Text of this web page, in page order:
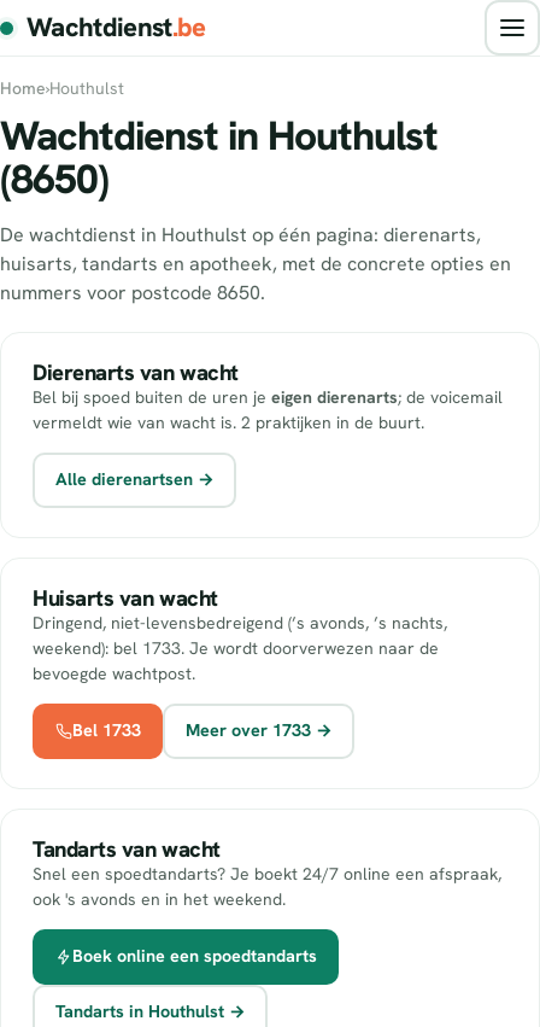
Wachtdienst.be
Home›Houthulst
Wachtdienst in Houthulst
(8650)
De wachtdienst in Houthulst op één pagina: dierenarts,
huisarts, tandarts en apotheek, met de concrete opties en
nummers voor postcode 8650.
Dierenarts van wacht
Bel bij spoed buiten de uren je eigen dierenarts; de voicemail
vermeldt wie van wacht is. 2 praktijken in de buurt.
Alle dierenartsen →
Huisarts van wacht
Dringend, niet-levensbedreigend (’s avonds, ’s nachts,
weekend): bel 1733. Je wordt doorverwezen naar de
bevoegde wachtpost.
Bel 1733 Meer over 1733 →
Tandarts van wacht
Snel een spoedtandarts? Je boekt 24/7 online een afspraak,
ook 's avonds en in het weekend.
Boek online een spoedtandarts
Tandarts in Houthulst →